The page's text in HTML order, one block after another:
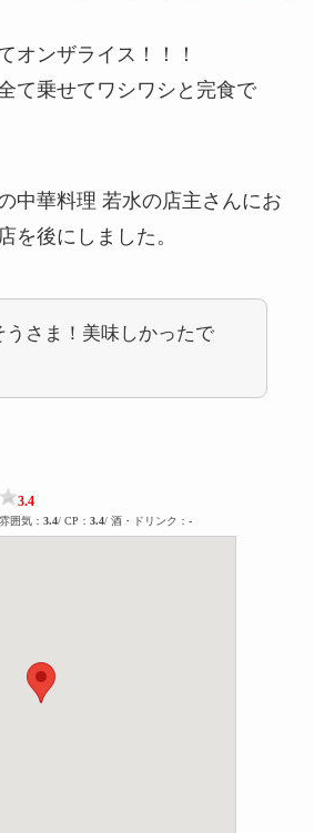
オンザライス！！！
て乗せてワシワシと完食で
中華料理 若水の店主さんにお
を後にしました。
うさま！美味しかったで